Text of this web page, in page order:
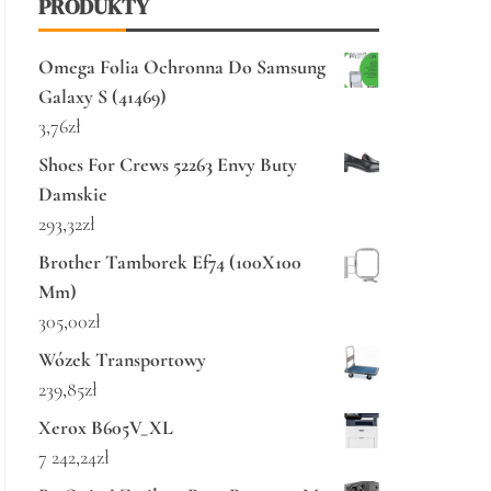
PRODUKTY
Omega Folia Ochronna Do Samsung
Galaxy S (41469)
3,76zł
Shoes For Crews 52263 Envy Buty
Damskie
293,32zł
Brother Tamborek Ef74 (100X100
Mm)
305,00zł
Wózek Transportowy
239,85zł
Xerox B605V_XL
7 242,24zł